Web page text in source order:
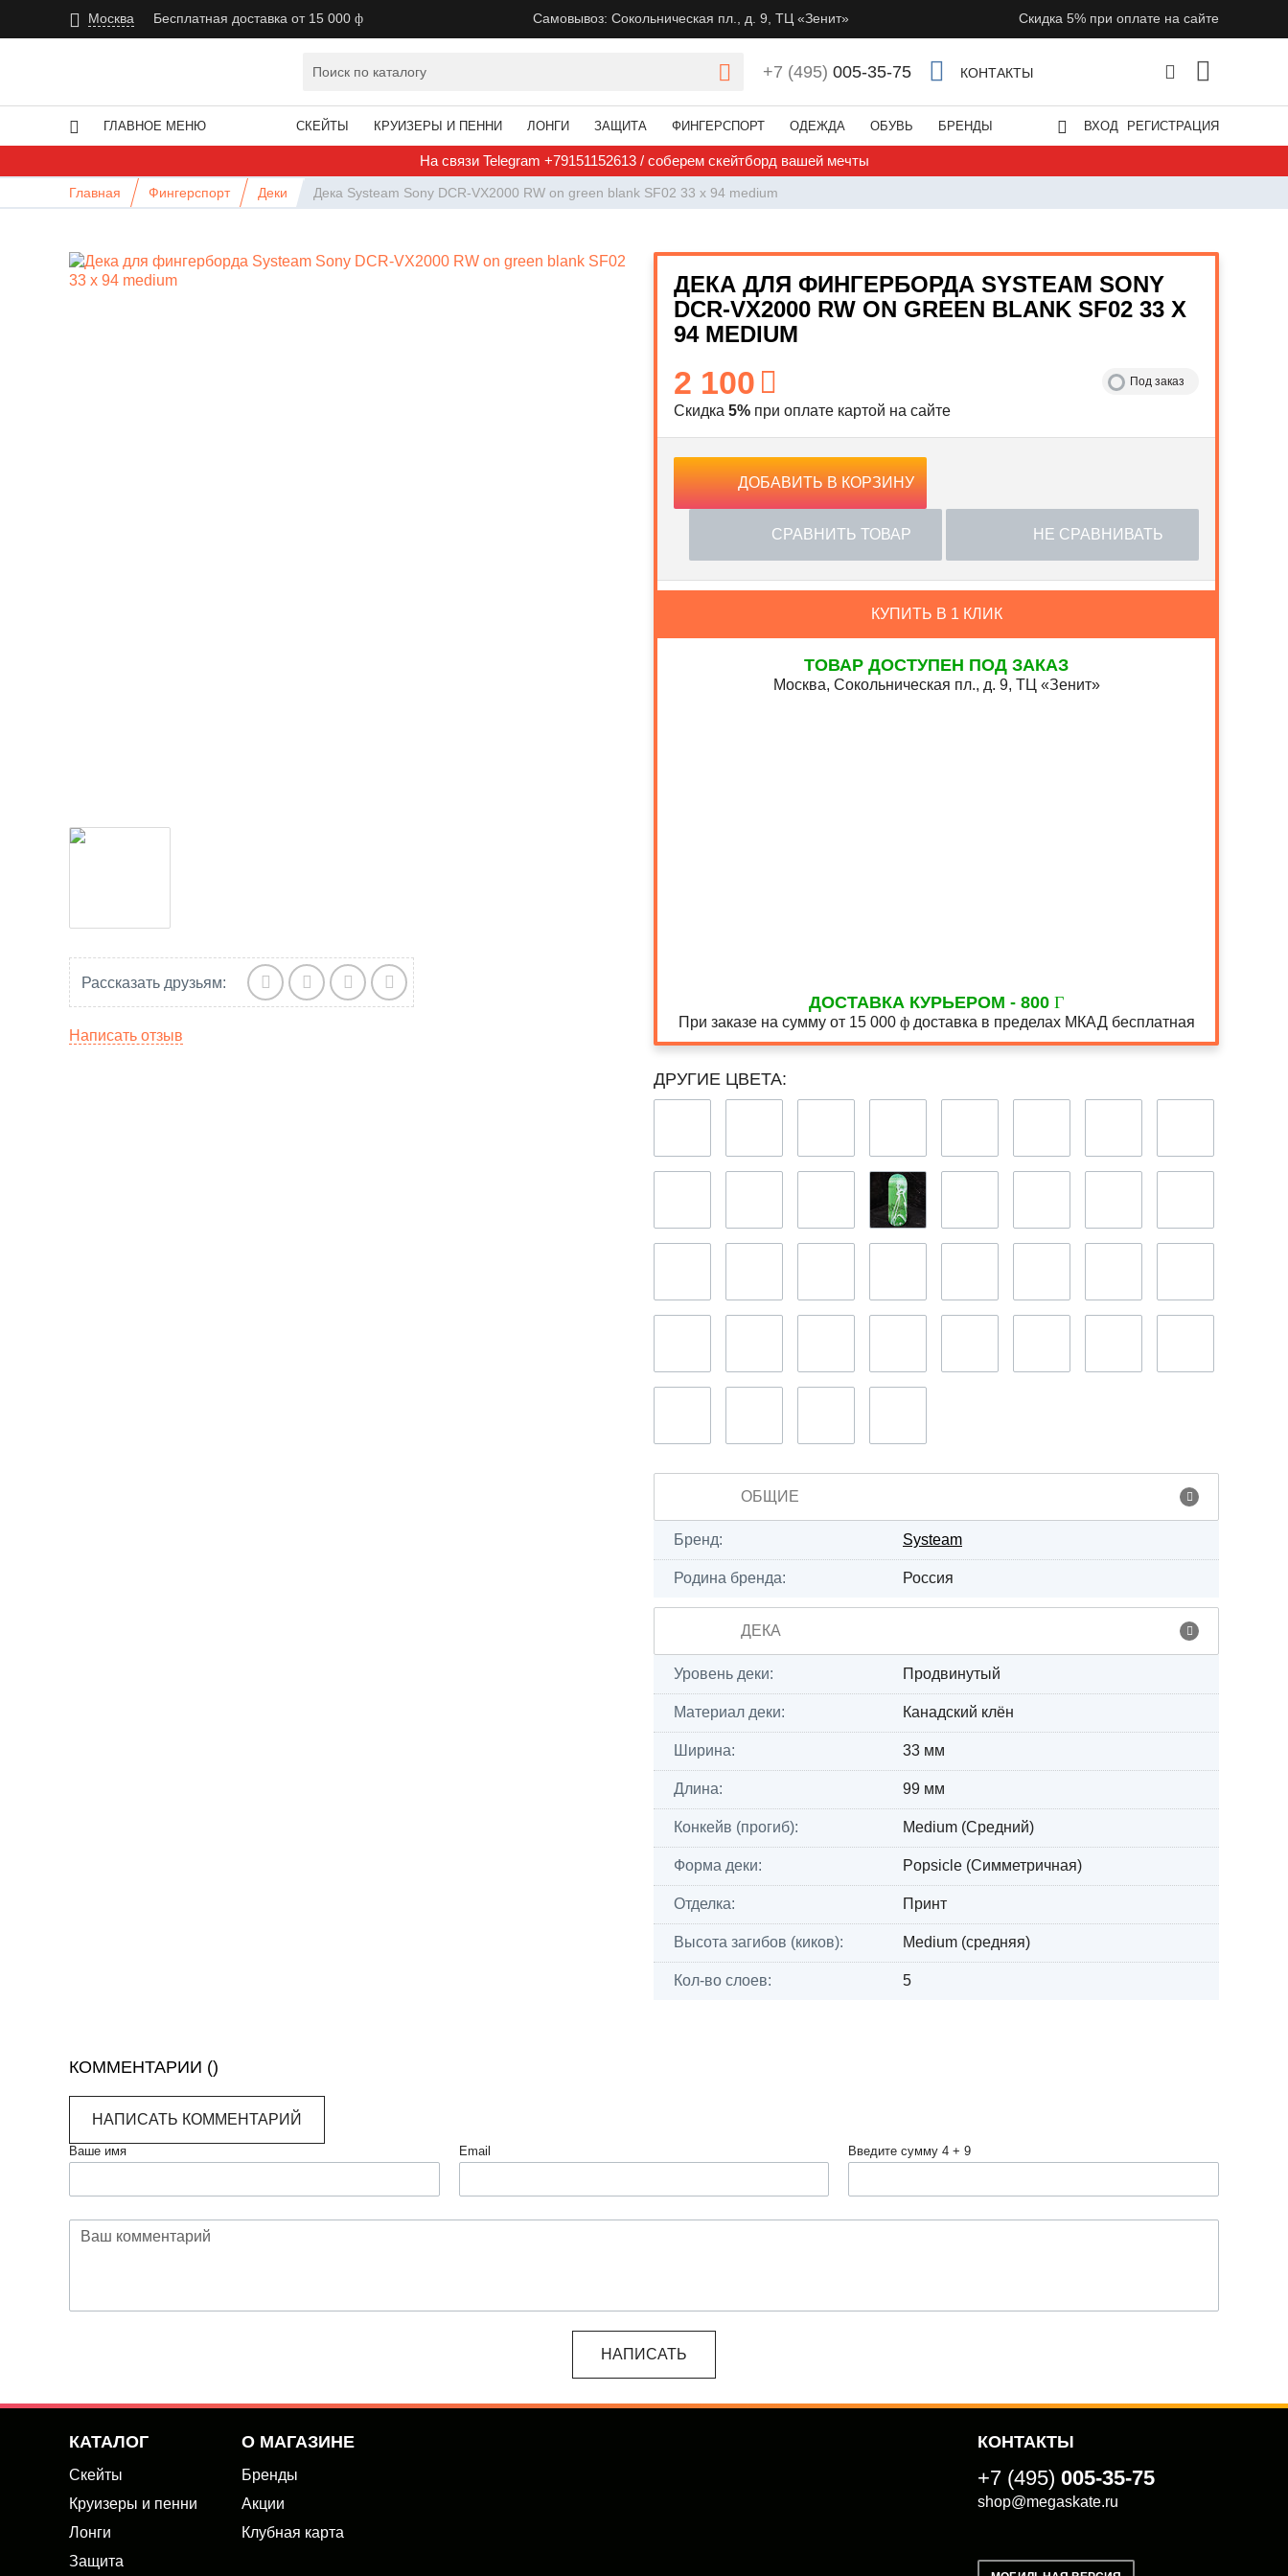
Москва Бесплатная доставка от 15 000 Самовывоз: Сокольническая пл., д. 9, ТЦ «Зенит» Скидка 5% при оплате на сайте
+7 (495) 005-35-75 КОНТАКТЫ
ГЛАВНОЕ МЕНЮ СКЕЙТЫ КРУИЗЕРЫ И ПЕННИ ЛОНГИ ЗАЩИТА ФИНГЕРСПОРТ ОДЕЖДА ОБУВЬ БРЕНДЫ ВХОД РЕГИСТРАЦИЯ
На связи Telegram +79151152613 / соберем скейтборд вашей мечты
Главная Фингерспорт Деки Дека Systeam Sony DCR-VX2000 RW on green blank SF02 33 x 94 medium
Рассказать друзьям:
Написать отзыв
ДЕКА ДЛЯ ФИНГЕРБОРДА SYSTEAM SONY
DCR-VX2000 RW ON GREEN BLANK SF02 33 X
94 MEDIUM
2 100 Под заказ
Скидка 5% при оплате картой на сайте
ДОБАВИТЬ В КОРЗИНУ
СРАВНИТЬ ТОВАР НЕ СРАВНИВАТЬ
КУПИТЬ В 1 КЛИК
ТОВАР ДОСТУПЕН ПОД ЗАКАЗ
Москва, Сокольническая пл., д. 9, ТЦ «Зенит»
ДОСТАВКА КУРЬЕРОМ - 800
При заказе на сумму от 15 000 доставка в пределах МКАД бесплатная
ДРУГИЕ ЦВЕТА:
ОБЩИЕ
Бренд: Systeam
Родина бренда: Россия
ДЕКА
Уровень деки: Продвинутый
Материал деки: Канадский клён
Ширина: 33 мм
Длина: 99 мм
Конкейв (прогиб): Medium (Средний)
Форма деки: Popsicle (Симметричная)
Отделка: Принт
Высота загибов (киков): Medium (средняя)
Кол-во слоев: 5
КОММЕНТАРИИ ()
НАПИСАТЬ КОММЕНТАРИЙ
Ваше имя Email Введите сумму 4 + 9
КАТАЛОГ
Скейты
Круизеры и пенни
Лонги
Защита
О МАГАЗИНЕ
Бренды
Акции
Клубная карта
КОНТАКТЫ
+7 (495) 005-35-75
shop@megaskate.ru